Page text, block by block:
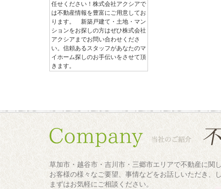
任せください！株式会社アクシアで
は不動産情報を豊富にご用意してお
ります。 新築戸建て・土地・マン
ションをお探しの方はぜひ株式会社
アクシアまでお問い合わせくださ
い。信頼あるスタッフがあなたのマ
イホーム探しのお手伝いをさせて頂
きます。
草加市・越谷市・吉川市・三郷市エリアで不動産に関
お客様の様々なご要望、事情などをお話しいただき、
まずはお気軽にご相談ください。